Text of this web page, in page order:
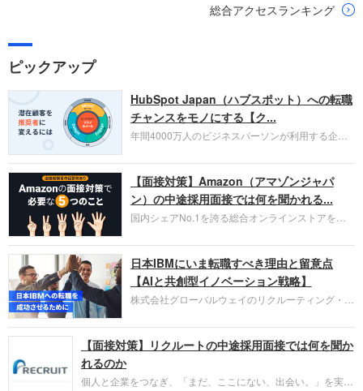
総合アクセスランキング
ピックアップ
HubSpot Japan（ハブスポット）への転職
チャンスをモノにする【ク...
年間4000万人のビジネスパーソンが利用する企業
お勧めするイチオシ企業をご紹介します。今回はク
ラウド型CRMプラットフォームを提供する
HubSpot Japan（ハブスポット・ジャパン）株式会
社です。採用面接対策の企業研究にご活用くださ
い。
【面接対策】Amazon（アマゾンジャパ
ン）の中途採用面接では何を聞かれる...
国内シェアNo.1を誇る総合オンラインストアを運
圧倒的な存在感を持つAmazon。中途採用面接では
過去の具体的な業務成果やリーダーシップの発揮、
失敗からの学びが重視され、人間性やカルチャーフ
ィットも評価対象となり、長期的に成長できる仲間
であるかを多角的に審査されます。
日本IBMにいま転職すべき理由と留意点
【AIと共創型イノベーション戦略】
株式会社グローバルウェイのリクルーティング・パ
パーソンが利用する企業口コミサイト「キャリコ
ネ」の転職エージェントがお勧めするイチオシ企業
IBMです。採用面接対策の企業研究にご活用くださ
【面接対策】リクルートの中途採用面接では何を聞か
れるのか
個人と企業をつなぎ、「まだ、ここにない、出会い。」を実現